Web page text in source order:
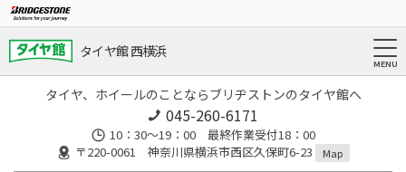
タイヤ館 西横浜
タイヤ、ホイールのことならブリヂストンのタイヤ館へ
045-260-6171
10：30～19：00 最終作業受付18：00
〒220-0061 神奈川県横浜市西区久保町6-23
Map